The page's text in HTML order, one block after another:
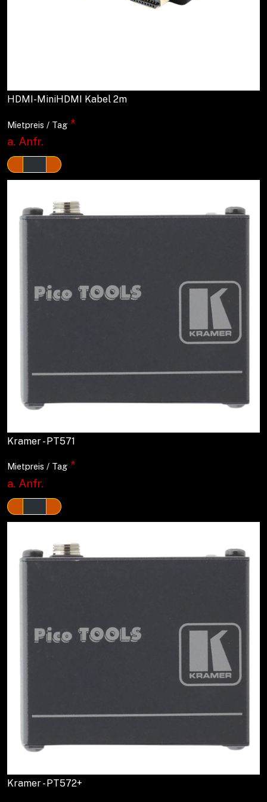
HDMI-MiniHDMI Kabel 2m
Mietpreis / Tag *
a. Anfr.
Kramer - PT571
Mietpreis / Tag *
a. Anfr.
Kramer - PT572+